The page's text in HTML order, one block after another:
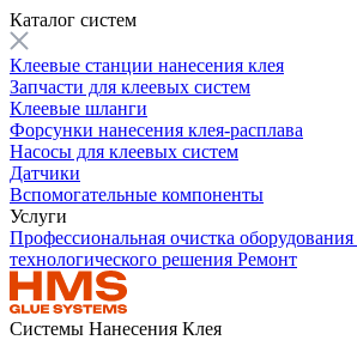
Каталог систем
Клеевые станции нанесения клея
Запчасти для клеевых систем
Клеевые шланги
Форсунки нанесения клея-расплава
Насосы для клеевых систем
Датчики
Вспомогательные компоненты
Услуги
Профессиональная очистка оборудования
технологического решения Ремонт
Системы Нанесения Клея